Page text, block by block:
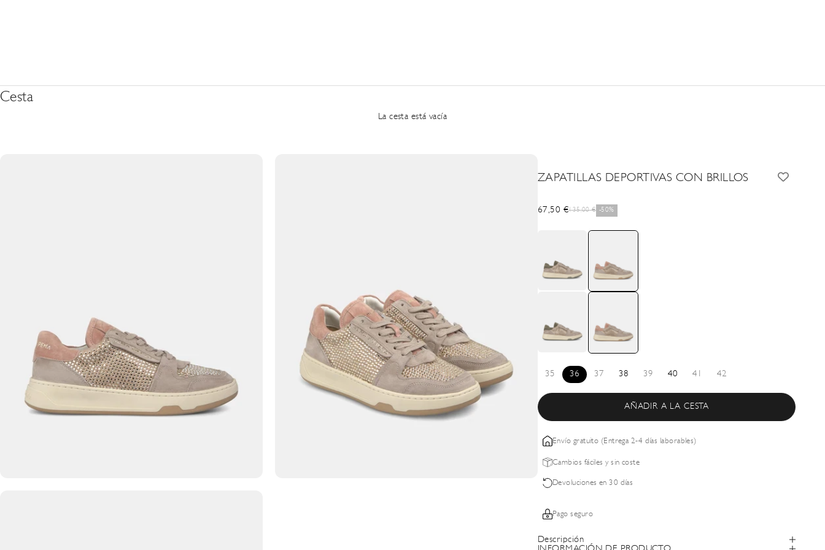
Cesta
La cesta está vacía
ZAPATILLAS DEPORTIVAS CON BRILLOS
Precio de oferta
67,50 €Precio normal
135,00 € -50%
35 36 37 38 39 40 41 42
AÑADIR A LA CESTA
Envío gratuito (Entrega 2-4 días laborables)
Cambios fáciles y sin coste
Devoluciones en 30 días
Pago seguro
Descripción